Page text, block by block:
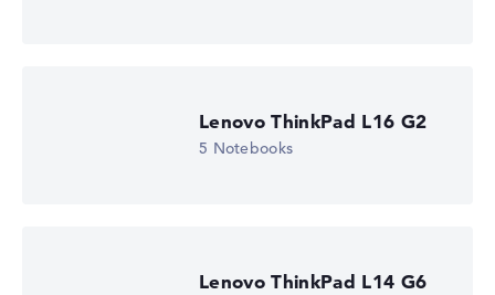
Lenovo ThinkPad L16 G2
5 Notebooks
Lenovo ThinkPad L14 G6